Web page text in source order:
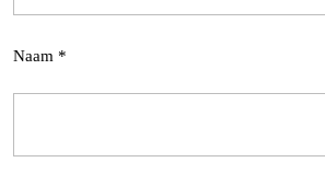
Naam *